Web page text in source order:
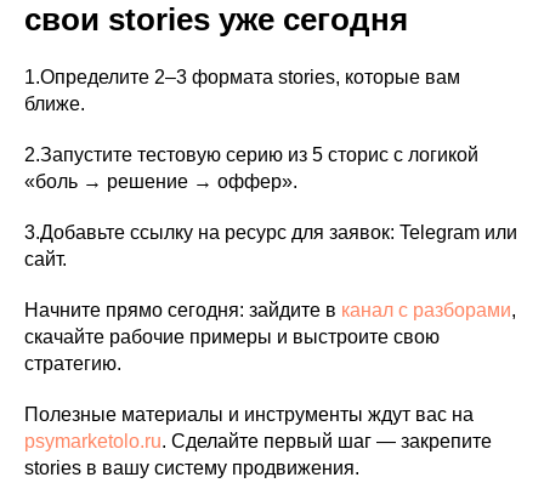
свои stories уже сегодня
1.Определите 2–3 формата stories, которые вам
ближе.
2.Запустите тестовую серию из 5 сторис с логикой
«боль → решение → оффер».
3.Добавьте ссылку на ресурс для заявок: Telegram или
сайт.
Начните прямо сегодня: зайдите в канал с разборами,
скачайте рабочие примеры и выстроите свою
стратегию.
Полезные материалы и инструменты ждут вас на
psymarketolo.ru. Сделайте первый шаг — закрепите
stories в вашу систему продвижения.